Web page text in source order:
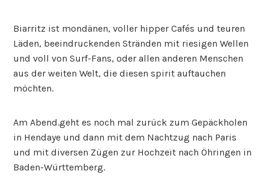
Biarritz ist mondänen, voller hipper Cafés und teuren
Läden, beeindruckenden Stränden mit riesigen Wellen
und voll von Surf-Fans, oder allen anderen Menschen
aus der weiten Welt, die diesen spirit auftauchen
möchten.
Am Abend.geht es noch mal zurück zum Gepäckholen
in Hendaye und dann mit dem Nachtzug nach Paris
und mit diversen Zügen zur Hochzeit nach Öhringen in
Baden-Württemberg.